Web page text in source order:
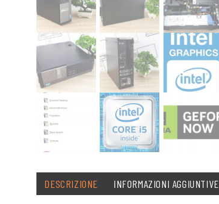
DESCRIZIONE INFORMAZIONI AGGIUNTIVE